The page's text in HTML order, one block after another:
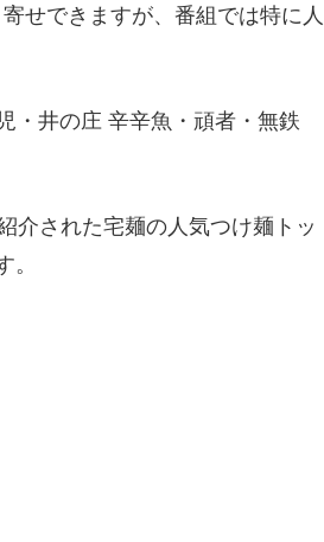
せできますが、番組では特に人
・井の庄 辛辛魚・頑者・無鉄
介された宅麺の人気つけ麺トッ